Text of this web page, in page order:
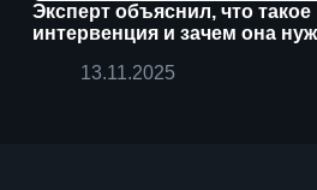
Эксперт объяснил, что
интервенция и зачем она
13.11.2025